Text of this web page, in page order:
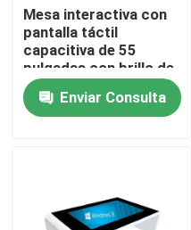
Vídeos
Demostración de VR
Viaje de la fábrica
Mesa interactiva con
pantalla táctil
capacitiva de 55
pulgadas con brillo de
500 cd/m2 y 10
puntos táctiles
Enviar Consulta